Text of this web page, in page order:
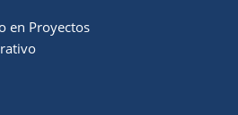
en Proyectos